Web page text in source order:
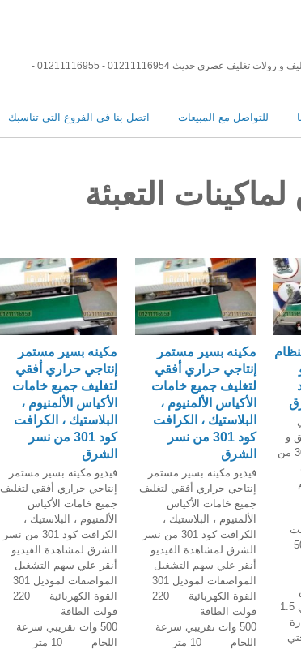
ماكينات تعبئة وتغليف فيديوهات ماكينات تعبئة وتغليف اقوي موقع في العالم في ماكينات التعبئة والتغليف و مواد التعبئة و التغليف و رولات تغليف عصري حديث 01211116954 - 01211116955 -
اتصل بنا في الفروع التي تناسبك للتواصل مع المبيعات
التعبئة
مكينه بسير مستمر
إنتاجي حراري أفقي
لتغليف جميع خامات
الأكياس الألمنيوم ،
البلاستيك ، الكرافت
كود 301 من نسر
الشرق
فيديو مكينه بسير مستمر
إنتاجي حراري أفقي لتغليف
جميع خامات الأكياس
الألمنيوم ، البلاستيك ،
الكرافت كود 301 من نسر
الشرق لمشاهدة الفيديو
أنقر علي سهم التشغيل
المواصفات لموديل 301
القوة الكهربائية 220
فولت الطاقة
500 وات تقريبي سرعة
اللحام 10 متر
مكينه بسير مستمر
إنتاجي حراري أفقي
لتغليف جميع خامات
الأكياس الألمنيوم ،
البلاستيك ، الكرافت
كود 301 من نسر
الشرق
فيديو مكينه بسير مستمر
إنتاجي حراري أفقي لتغليف
جميع خامات الأكياس
الألمنيوم ، البلاستيك ،
الكرافت كود 301 من نسر
الشرق لمشاهدة الفيديو
أنقر علي سهم التشغيل
المواصفات لموديل 301
القوة الكهربائية 220
فولت الطاقة
500 وات تقريبي سرعة
اللحام 10 متر
و
تغليف الأكياس كود 301 من
فولت
اللحام 15 مم اي 1.5
حتي